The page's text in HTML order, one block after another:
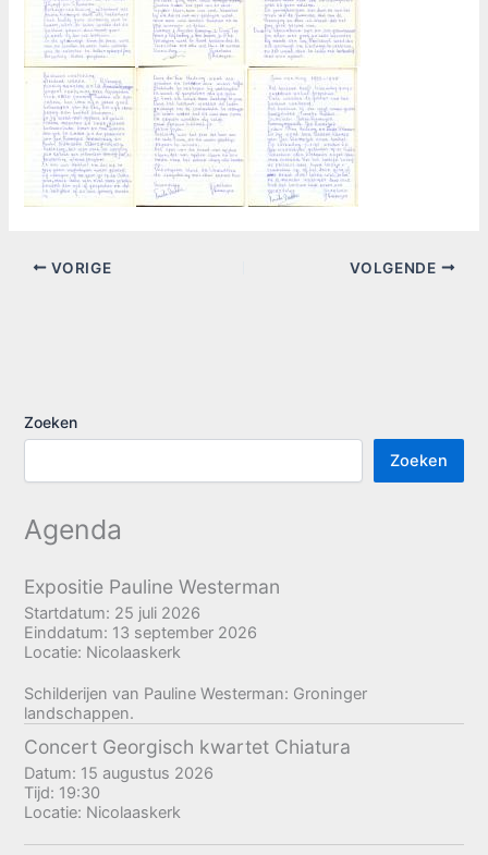
VORIGE VOLGENDE
Zoeken
Zoeken
Agenda
Expositie Pauline Westerman
Startdatum: 25 juli 2026
Einddatum: 13 september 2026
Locatie: Nicolaaskerk
Schilderijen van Pauline Westerman: Groninger
landschappen.
Concert Georgisch kwartet Chiatura
Datum: 15 augustus 2026
Tijd: 19:30
Locatie: Nicolaaskerk